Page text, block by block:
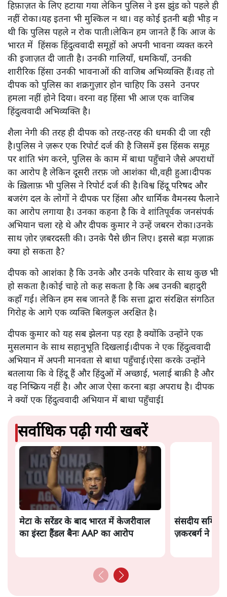
हिफ़ाज़त के लिए हटाया गया लेकिन पुलिस ने इस झुंड को पहले ही
नहीं रोका।यह इतना भी मुश्किल न था। वह कोई इतनी बड़ी भीड़ न
थी कि पुलिस पहले न रोक पाती।लेकिन हम जानते हैं कि आज के
भारत में हिंसक हिंदुत्ववादी समूहों को अपनी भावना व्यक्त करने
की इजाज़त दी जाती है। उनकी गालियाँ, धमकियाँ, उनकी
शारीरिक हिंसा उनकी भावनाओं की वाजिब अभिव्यक्ति हैं।वह तो
दीपक को पुलिस का शक्रगुज़ार होन चाहिए कि उसने उनपर
हमला नहीं होने दिया। वरना वह हिंसा भी आज एक वाजिब
हिंदुत्ववादी अभिव्यक्ति है।
शैला नेगी की तरह ही दीपक को तरह-तरह की धमकी दी जा रही
है।पुलिस ने ज़रूर एक रिपोर्ट दर्ज की है जिसमें इस हिंसक समूह
पर शांति भंग करने, पुलिस के काम में बाधा पहुँचाने जैसे अपराधों
का आरोप है लेकिन दूसरी तरफ़ जो आशंका थी,वही हुआ।दीपक
के ख़िलाफ़ भी पुलिस ने रिपोर्ट दर्ज की है।विश्व हिंदू परिषद और
बजरंग दल के लोगों ने दीपक पर हिंसा और धार्मिक वैमनस्य फैलाने
का आरोप लगाया है। उनका कहना है कि वे शांतिपूर्वक जनसंपर्क
अभियान चला रहे थे और दीपक कुमार ने उन्हें जबरन रोका।उनके
साथ ज़ोर ज़बरदस्ती की। उनके पैसे छीन लिए। इससे बड़ा मज़ाक़
क्या हो सकता है?
दीपक को आशंका है कि उनके और उनके परिवार के साथ कुछ भी
हो सकता है।कोई चाहे तो कह सकता है कि अब उनकी बहादुरी
कहाँ गई। लेकिन हम सब जानते हैं कि सत्ता द्वारा संरक्षित संगठित
गिरोह के आगे एक व्यक्ति बिलकुल अरक्षित है।
दीपक कुमार को यह सब झेलना पड़ रहा है क्योंकि उन्होंने एक
मुसलमान के साथ सहानुभूति दिखलाई।दीपक ने एक हिंदुत्ववादी
अभियान में अपनी मानवता से बाधा पहुँचाई।ऐसा करके उन्होंने
बतलाया कि वे हिंदू हैं और हिंदुओं में अच्छाई, भलाई बाक़ी है और
वह निष्क्रिय नहीं है। और आज ऐसा करना बड़ा अपराध है। दीपक
ने क्यों एक हिंदुत्ववादी अभियान में बाधा पहुँचाईI
सर्वाधिक पढ़ी गयी खबरें
मेटा के सरेंडर के बाद भारत में केजरीवाल
का इंस्टा हैंडल बैनः AAP का आरोप
संसदीय
ज़करबर्ग ने